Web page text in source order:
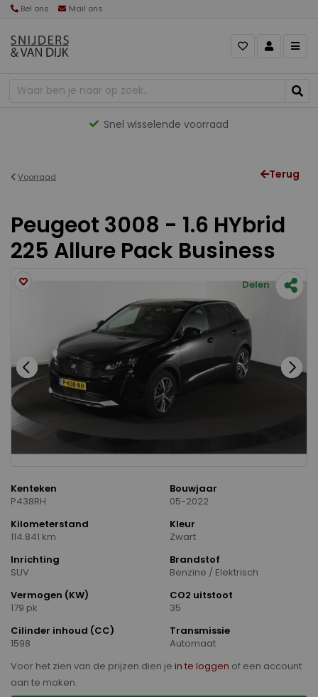
Bel ons Mail ons
Snel wisselende voorraad
Voorraad Terug
Peugeot 3008 - 1.6 HYbrid
225 Allure Pack Business
Delen
Kenteken
P438RH
Bouwjaar
05-2022
Kilometerstand
114.841 km
Kleur
Zwart
Inrichting
SUV
Brandstof
Benzine / Elektrisch
Vermogen (KW)
179 pk
CO2 uitstoot
35
Cilinder inhoud (CC)
1598
Transmissie
Automaat
Voor het zien van de prijzen dien je in te loggen of een account
aan te maken.